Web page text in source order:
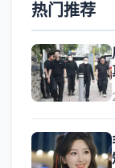
热门推荐